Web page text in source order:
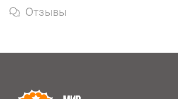
Отзывы